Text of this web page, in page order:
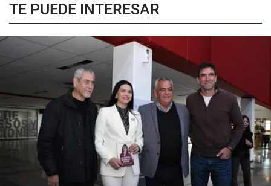
TE PUEDE INTERESAR